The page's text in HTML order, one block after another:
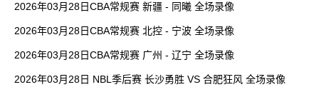
2026年03月28日CBA常规赛 新疆 - 同曦 全场录像
2026年03月28日CBA常规赛 北控 - 宁波 全场录像
2026年03月28日CBA常规赛 广州 - 辽宁 全场录像
2026年03月28日 NBL季后赛 长沙勇胜 VS 合肥狂风 全场录像